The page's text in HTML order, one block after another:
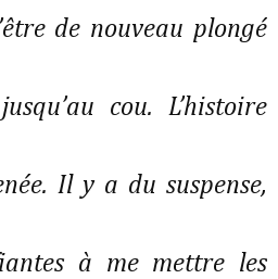
de nouveau plongé
cou. L’histoire
Il y a du suspense,
à me mettre les